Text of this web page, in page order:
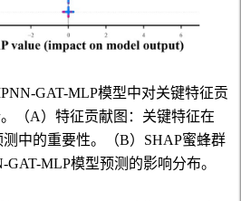
GAT-MLP模型中对关键特征贡
（A）特征贡献图：关键特征在
测中的重要性。（B） SHAP蜜蜂群
GAT-MLP模型预测的影响分布。